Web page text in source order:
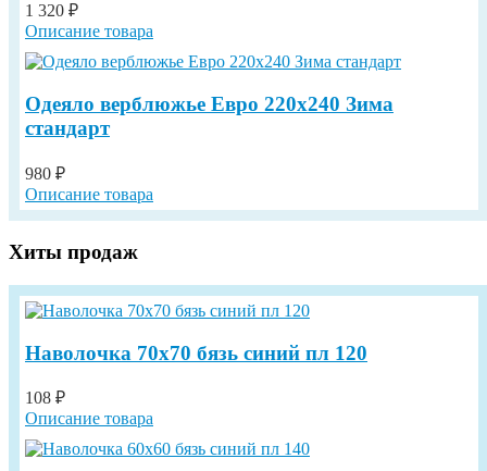
1 320 ₽
Описание товара
Одеяло верблюжье Евро 220х240 Зима
стандарт
980 ₽
Описание товара
Хиты продаж
Наволочка 70х70 бязь синий пл 120
108 ₽
Описание товара